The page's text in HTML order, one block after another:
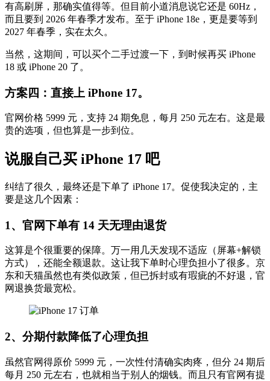
有高刷屏，那确实值得等。但目前小道消息说它还是 60Hz，
而且要到 2026 年春季才发布。至于 iPhone 18e，更是要等到
2027 年春季，实在太久。
当然，这期间，可以买个二手过渡一下，到时候再买 iPhone
18 或 iPhone 20 了。
方案四：直接上 iPhone 17。
官网价格 5999 元，支持 24 期免息，每月 250 元左右。这是最
贵的选项，但也算是一步到位。
说服自己买 iPhone 17 吧
纠结了很久，最终还是下单了 iPhone 17。促使我决定的，主
要是这几个因素：
1、官网下单有 14 天无理由退货
这算是个很重要的保障。万一用几天发现不适应（屏幕+解锁
方式），还能全额退款。这让我下单时心理负担小了很多。京
东和天猫虽然也有类似政策，但已拆封或有瑕疵的不好退，官
网退换货最宽松。
2、分期付款降低了心理负担
虽然官网得原价 5999 元，一次性付清确实肉疼，但分 24 期后
每月 250 元左右，也就相当于别人的烟钱。而且只有官网有提